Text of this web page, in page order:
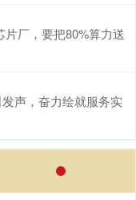
厂，要把80%算力送
声，奋力绘就服务实